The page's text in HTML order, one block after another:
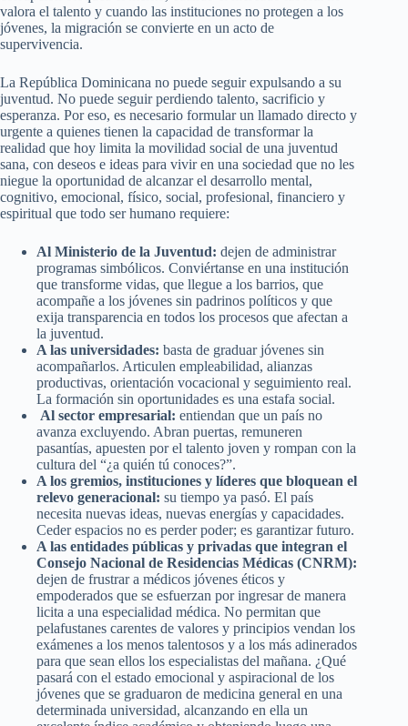
valora el talento y cuando las instituciones no protegen a los
jóvenes, la migración se convierte en un acto de
supervivencia.
La República Dominicana no puede seguir expulsando a su
juventud. No puede seguir perdiendo talento, sacrificio y
esperanza. Por eso, es necesario formular un llamado directo y
urgente a quienes tienen la capacidad de transformar la
realidad que hoy limita la movilidad social de una juventud
sana, con deseos e ideas para vivir en una sociedad que no les
niegue la oportunidad de alcanzar el desarrollo mental,
cognitivo, emocional, físico, social, profesional, financiero y
espiritual que todo ser humano requiere:
Al Ministerio de la Juventud: dejen de administrar
programas simbólicos. Conviértanse en una institución
que transforme vidas, que llegue a los barrios, que
acompañe a los jóvenes sin padrinos políticos y que
exija transparencia en todos los procesos que afectan a
la juventud.
A las universidades: basta de graduar jóvenes sin
acompañarlos. Articulen empleabilidad, alianzas
productivas, orientación vocacional y seguimiento real.
La formación sin oportunidades es una estafa social.
Al sector empresarial: entiendan que un país no
avanza excluyendo. Abran puertas, remuneren
pasantías, apuesten por el talento joven y rompan con la
cultura del “¿a quién tú conoces?”.
A los gremios, instituciones y líderes que bloquean el
relevo generacional: su tiempo ya pasó. El país
necesita nuevas ideas, nuevas energías y capacidades.
Ceder espacios no es perder poder; es garantizar futuro.
A las entidades públicas y privadas que integran el
Consejo Nacional de Residencias Médicas (CNRM):
dejen de frustrar a médicos jóvenes éticos y
empoderados que se esfuerzan por ingresar de manera
licita a una especialidad médica. No permitan que
pelafustanes carentes de valores y principios vendan los
exámenes a los menos talentosos y a los más adinerados
para que sean ellos los especialistas del mañana. ¿Qué
pasará con el estado emocional y aspiracional de los
jóvenes que se graduaron de medicina general en una
determinada universidad, alcanzando en ella un